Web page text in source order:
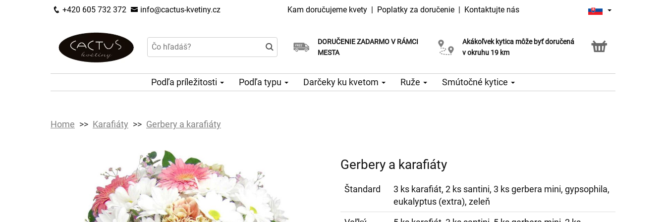
+420 605 732 372 info@cactus-kvetiny.cz Kam doručujeme kvety | Poplatky za doručenie | Kontaktujte nás
DORUČENIE ZADARMO V RÁMCI
MESTA
Akákoľvek kytica môže byť doručená
v okruhu 19 km
Služba Click & Collect
Podľa príležitosti Podľa typu Darčeky ku kvetom Ruže Smútočné kytice
Home Karafiáty Gerbery a karafiáty
Gerbery a karafiáty
Štandard
3 ks karafiát, 2 ks santini, 3 ks gerbera mini, gypsophila,
eukalyptus (extra), zeleň